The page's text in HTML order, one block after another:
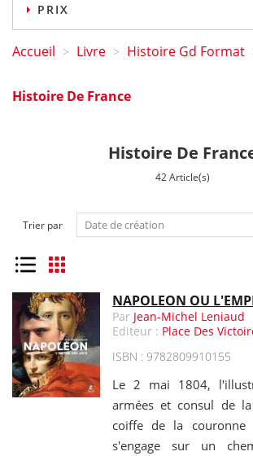
PRIX
Accueil > Livre > Histoire Gd Format
Histoire De France
Histoire De
42 Article(s)
Trier par
Liste Grille
NAPOLEON OU
Par Jean-Michel Leniaud
Editeur : Place Des
ISBN : 9782809910155
Le 2 mai 1804,
armées et consul de
coiffe de la
s'engage sur un